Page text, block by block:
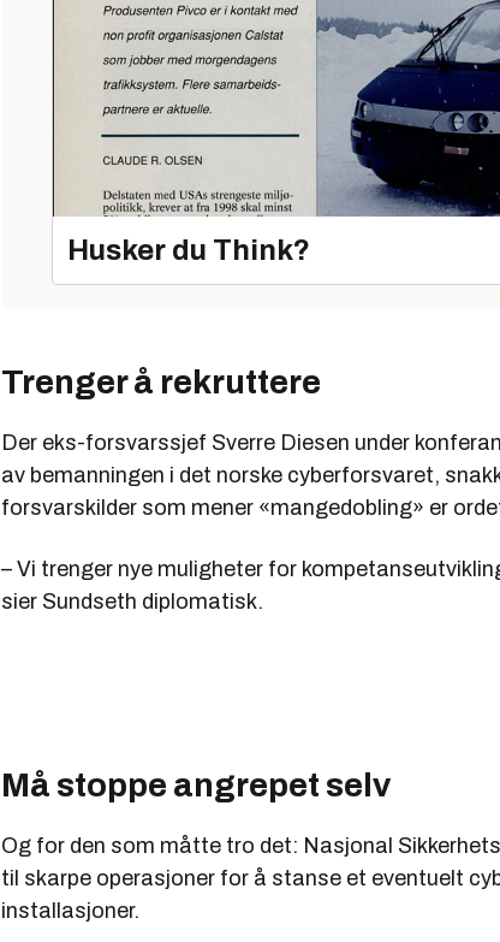
Har i første rekke en holdningsskapende,
sikkerhetskultur hos virksomheter både i privat og
Ledes av Tore Larsen Orderløkken
Næringslivets sikkerhetsråd (NSR):
Stiftet av en sammenslutning av
sikkerhetstiltak mot ulike trusler, som
organisert kriminalitet.
NSR har ingen operativ kapasitet og en beskjeden
Kripos og Økokrim.
Ledes av Erland Løkken.
Husker du Think?
Trenger å rekruttere
Der eks-forsvarssjef Sverre Diesen under
av bemanningen i det norske cyberforsvaret,
forsvarskilder som mener «mangedobling» er
– Vi trenger nye muligheter for
sier Sundseth diplomatisk.
Må stoppe angrepet selv
Og for den som måtte tro det: Nasjonal
til skarpe operasjoner for å stanse et eventuelt
installasjoner.